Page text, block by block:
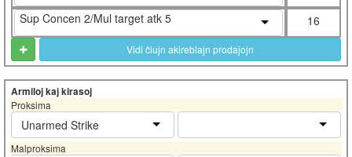
Sup Concen 2/Mul target atk 5
16
Vidi ĉiujn akireblajn prodaĵojn
Armiloj kaj kirasoj
Proksima
Unarmed Strike
Malproksima